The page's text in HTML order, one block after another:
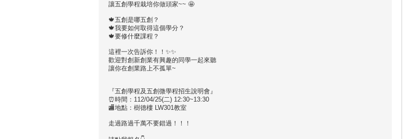
讓五創學程栽培你做頭家~~ 🤩
🍁五創是哪五創？
🍁我要如何取得這個學分？
🍁要修什麼課程？
這裡一次告訴你！！✨✨
歡迎對創新創業有興趣的同學一起來聽
讓你在創業路上不孤單~
『五創學程及五創微學程招生說明會』
⏰時間：112/04/25(二) 12:30~13:30
🏬地點：樹德樓 LW301教室
走過路過千萬不要錯過！！！